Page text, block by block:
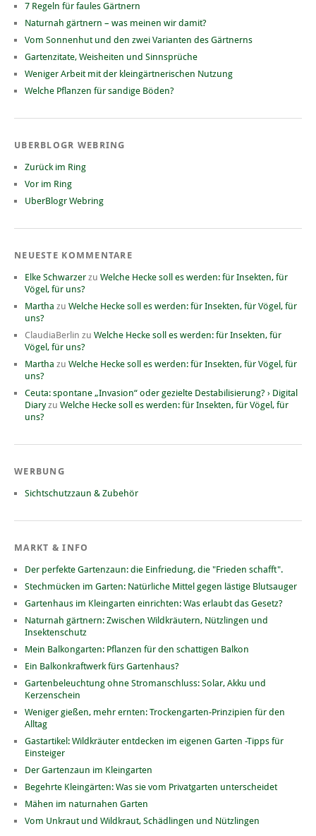
7 Regeln für faules Gärtnern
Naturnah gärtnern – was meinen wir damit?
Vom Sonnenhut und den zwei Varianten des Gärtnerns
Gartenzitate, Weisheiten und Sinnsprüche
Weniger Arbeit mit der kleingärtnerischen Nutzung
Welche Pflanzen für sandige Böden?
UBERBLOGR WEBRING
Zurück im Ring
Vor im Ring
UberBlogr Webring
NEUESTE KOMMENTARE
Elke Schwarzer zu Welche Hecke soll es werden: für Insekten, für
Vögel, für uns?
Martha zu Welche Hecke soll es werden: für Insekten, für Vögel, für
uns?
ClaudiaBerlin zu Welche Hecke soll es werden: für Insekten, für
Vögel, für uns?
Martha zu Welche Hecke soll es werden: für Insekten, für Vögel, für
uns?
Ceuta: spontane „Invasion“ oder gezielte Destabilisierung? › Digital
Diaryzu Welche Hecke soll es werden: für Insekten, für Vögel, für
uns?
WERBUNG
Sichtschutzzaun & Zubehör
MARKT & INFO
Der perfekte Gartenzaun: die Einfriedung, die "Frieden schafft".
Stechmücken im Garten: Natürliche Mittel gegen lästige Blutsauger
Gartenhaus im Kleingarten einrichten: Was erlaubt das Gesetz?
Naturnah gärtnern: Zwischen Wildkräutern, Nützlingen und
Insektenschutz
Mein Balkongarten: Pflanzen für den schattigen Balkon
Ein Balkonkraftwerk fürs Gartenhaus?
Gartenbeleuchtung ohne Stromanschluss: Solar, Akku und
Kerzenschein
Weniger gießen, mehr ernten: Trockengarten-Prinzipien für den
Alltag
Gastartikel: Wildkräuter entdecken im eigenen Garten -Tipps für
Einsteiger
Der Gartenzaun im Kleingarten
Begehrte Kleingärten: Was sie vom Privatgarten unterscheidet
Mähen im naturnahen Garten
Vom Unkraut und Wildkraut, Schädlingen und Nützlingen